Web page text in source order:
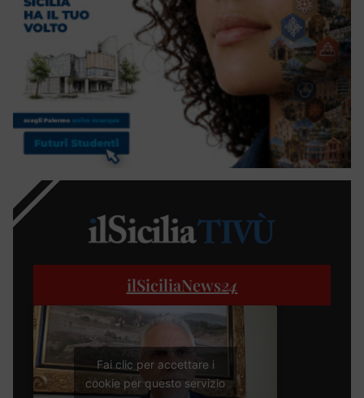
ilSiciliaNews24
Fai clic per accettare i
cookie per questo servizio